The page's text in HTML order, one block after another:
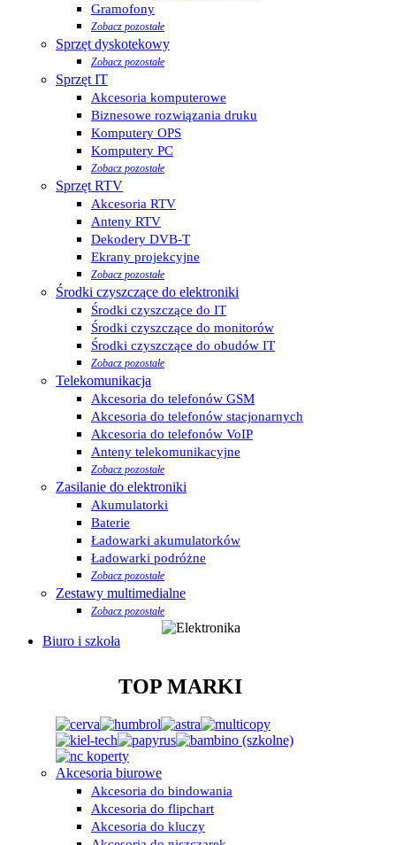
Gramofony
Zobacz pozostałe
Sprzęt dyskotekowy
Zobacz pozostałe
Sprzęt IT
Akcesoria komputerowe
Biznesowe rozwiązania druku
Komputery OPS
Komputery PC
Zobacz pozostałe
Sprzęt RTV
Akcesoria RTV
Anteny RTV
Dekodery DVB-T
Ekrany projekcyjne
Zobacz pozostałe
Środki czyszczące do elektroniki
Środki czyszczące do IT
Środki czyszczące do monitorów
Środki czyszczące do obudów IT
Zobacz pozostałe
Telekomunikacja
Akcesoria do telefonów GSM
Akcesoria do telefonów stacjonarnych
Akcesoria do telefonów VoIP
Anteny telekomunikacyjne
Zobacz pozostałe
Zasilanie do elektroniki
Akumulatorki
Baterie
Ładowarki akumulatorków
Ładowarki podróżne
Zobacz pozostałe
Zestawy multimedialne
Zobacz pozostałe
Biuro i szkoła
TOP MARKI
Akcesoria biurowe
Akcesoria do bindowania
Akcesoria do flipchart
Akcesoria do kluczy